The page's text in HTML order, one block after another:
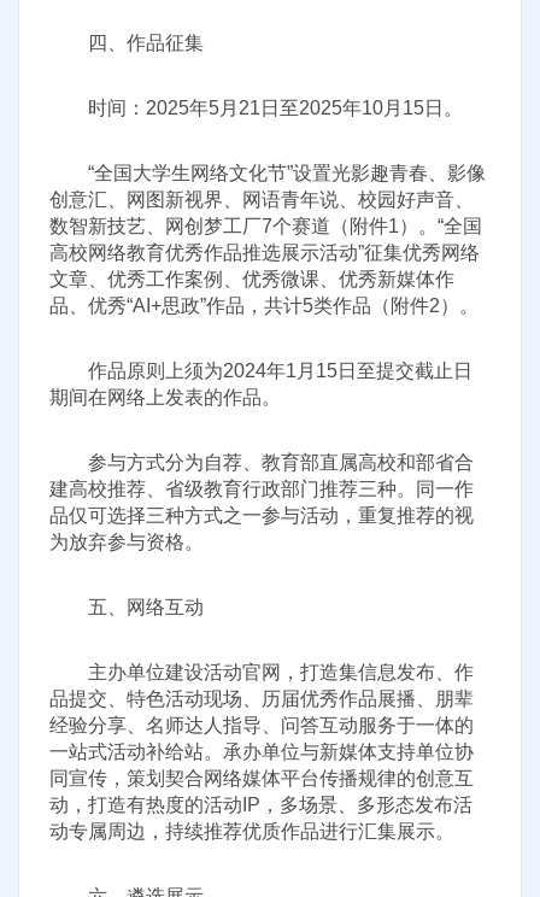
四、作品征集
时间：2025年5月21日至2025年10月15日。
“全国大学生网络文化节”设置光影趣青春、影像
创意汇、网图新视界、网语青年说、校园好声音、
数智新技艺、网创梦工厂7个赛道（附件1）。“全国
高校网络教育优秀作品推选展示活动”征集优秀网络
文章、优秀工作案例、优秀微课、优秀新媒体作
品、优秀“AI+思政”作品，共计5类作品（附件2）。
作品原则上须为2024年1月15日至提交截止日
期间在网络上发表的作品。
参与方式分为自荐、教育部直属高校和部省合
建高校推荐、省级教育行政部门推荐三种。同一作
品仅可选择三种方式之一参与活动，重复推荐的视
为放弃参与资格。
五、网络互动
主办单位建设活动官网，打造集信息发布、作
品提交、特色活动现场、历届优秀作品展播、朋辈
经验分享、名师达人指导、问答互动服务于一体的
一站式活动补给站。承办单位与新媒体支持单位协
同宣传，策划契合网络媒体平台传播规律的创意互
动，打造有热度的活动IP，多场景、多形态发布活
动专属周边，持续推荐优质作品进行汇集展示。